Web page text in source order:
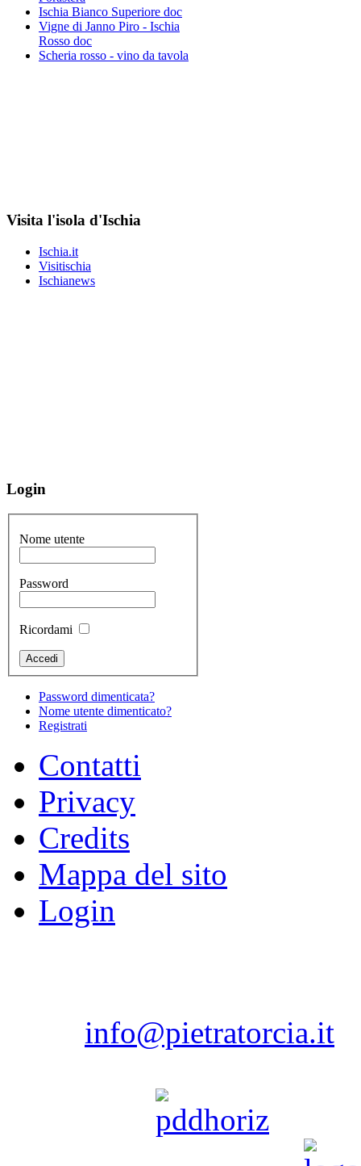
Ischia Bianco Superiore doc
Vigne di Janno Piro - Ischia
Rosso doc
Scheria rosso - vino da tavola
Visita l'isola d'Ischia
Ischia.it
Visitischia
Ischianews
Login
Nome utente
Password
Ricordami
Password dimenticata?
Nome utente dimenticato?
Registrati
Contatti
Privacy
Credits
Mappa del sito
Login
info@pietratorcia.it